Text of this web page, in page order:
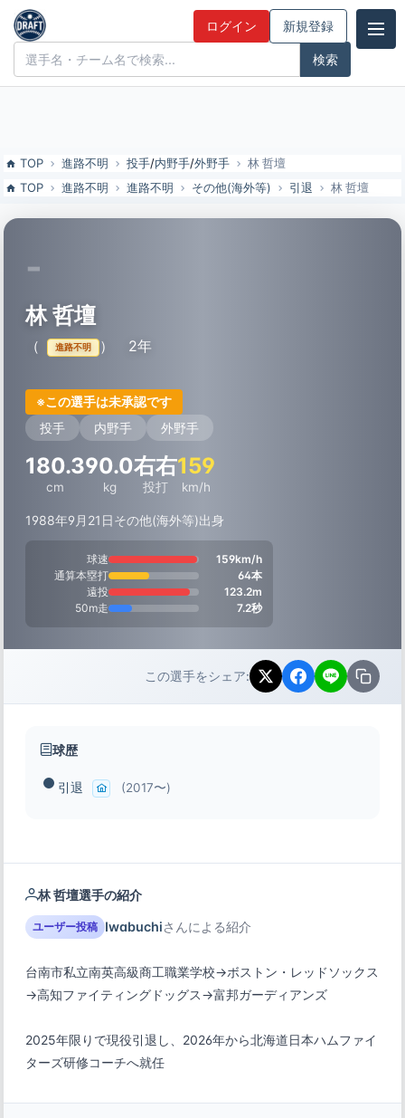
林 哲壇（引退）の特徴とドラフト評価 | ドラフト候補とみんなの評価
ドラフト候補とみんなの評価
ログイン 新規登録
TOP 進路不明 投手/内野手/外野手
林 哲壇
TOP
進路不明 進路不明 その他(海外等) 引退 林 哲壇
-
林 哲壇
（ 進路不明 ） 2年
※この選手は未承認です
投手 内野手 外野手
180.3
cm
90.0
kg
右右
投打
159
km/h
1988年9月21日その他(海外等)出身
球速
159km/h
通算本塁打
64本
遠投
123.2m
50m走
7.2秒
この選手をシェア:
球歴
引退 (2017〜)
林 哲壇選手の紹介
ユーザー投稿 Iwabuchiさんによる紹介
台南市私立南英高級商工職業学校→ボストン・レッドソックス
2025年限りで現役引退し、2026年から北海道日本ハムファイ
ターズ研修コーチへ就任